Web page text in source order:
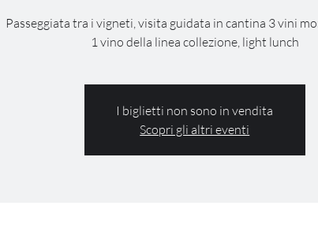
Passeggiata tra i vigneti, visita guidata in cantina 3 vini
1 vino della linea collezione, light lunch
I biglietti non sono in vendita
Scopri gli altri eventi